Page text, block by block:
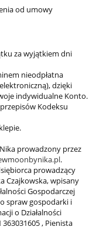
od umowy
za wyjątkiem dni
nieodpłatna
dzięki
indywidualne Konto.
Kodeksu
prowadzony przez
.
prowadzący
Czajkowska, wpisany
Gospodarczej
spraw gospodarki i
o Działalności
, Pienista